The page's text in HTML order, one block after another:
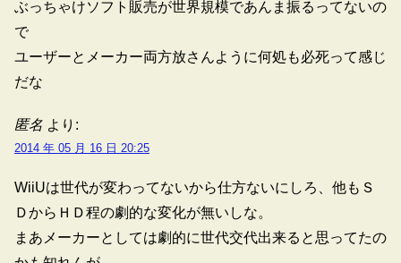
ぶっちゃけソフト販売が世界規模であんま振るってないの
で
ユーザーとメーカー両方放さんように何処も必死って感じ
だな
匿名 より:
2014 年 05 月 16 日 20:25
WiiUは世代が変わってないから仕方ないにしろ、他もＳ
ＤからＨＤ程の劇的な変化が無いしな。
まあメーカーとしては劇的に世代交代出来ると思ってたの